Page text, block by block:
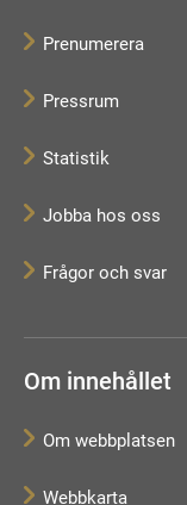
Prenumerera
Pressrum
Statistik
Jobba hos oss
Frågor och svar
Om innehållet
Om webbplatsen
Webbkarta